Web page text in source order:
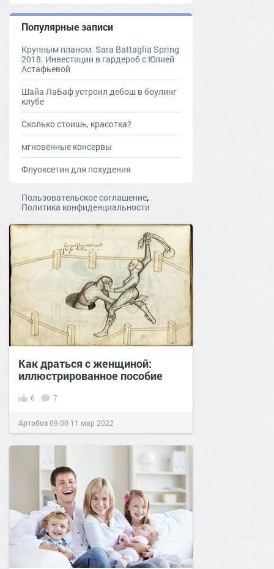
Популярные записи
Крупным планом: Sara Battaglia Spring
2018. Инвестиции в гардероб с Юлией
Астафьевой
Шайа ЛаБаф устроил дебош в боулинг
клубе
Сколько стоишь, красотка?
мгновенные консервы
Флуоксетин для похудения
Пользовательское соглашение,
Политика конфиденциальности
Как драться с женщиной:
иллюстрированное пособие
6 7
Артобоз09:00 11 мар 2022